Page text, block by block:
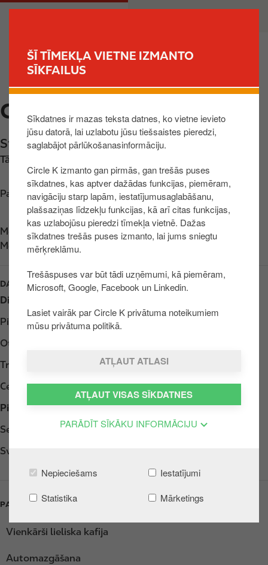
ŠĪ TĪMEKĻA VIETNE IZMANTO
SĪKFAILUS
Sīkdatnes ir mazas teksta datnes, ko vietne ievieto
jūsu datorā, lai uzlabotu jūsu tiešsaistes pieredzi,
saglabājot pārlūkošanasinformāciju.
Circle K izmanto gan pirmās, gan trešās puses
sīkdatnes, kas aptver dažādas funkcijas, piemēram,
navigāciju starp lapām, iestatījumusaglabāšanu,
plašsaziņas līdzekļu funkcijas, kā arī citas funkcijas,
kas uzlabojūsu pieredzi tīmekļa vietnē. Dažas
sīkdatnes trešās puses izmanto, lai jums sniegtu
mērķreklāmu.
Trešāspuses var būt tādi uzņēmumi, kā piemēram,
Microsoft, Google, Facebook un Linkedin.
Lasiet vairāk par Circle K privātuma noteikumiem
mūsu privātuma politikā.
ATĻAUT ATLASI
ATĻAUT VISAS SĪKDATNES
PARĀDĪT SĪKĀKU INFORMĀCIJU
Nepieciešams
Iestatījumi
Statistika
Mārketings
u
g
a
l
e
s
a
u
r
M
v
CIRCLE K DAUGAVPILS 2
Stacijas iela 97A,Daugavpils
Tālrunis:
Parādīt kartē
Meklē mūs
App Store
Meklē mūsGoogle Play
DARBA LAIKS
Diena
Pirmdiena
Atvērts 24h
Otrdiena
Trešdiena
Atvērts 24h
Ceturtdiena
Atvērts 24h
Piektdiena
Atvērts 24h
Sestdiena
Atvērts 24h
Svētdiena
PAKALPOJUMI
Vienkārši lieliska kafija
Automazgāšana